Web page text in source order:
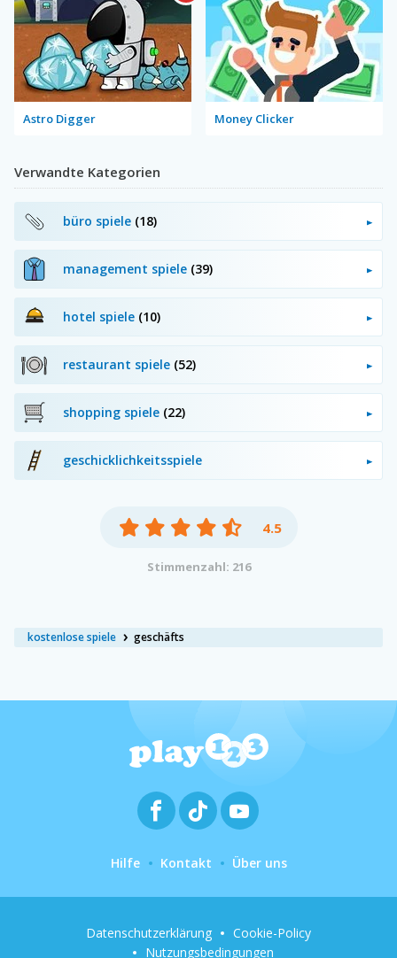
kostenlose spiele geschäfts
Astro Digger Money Clicker
Verwandte Kategorien
büro spiele (18)
management spiele (39)
hotel spiele (10)
restaurant spiele (52)
shopping spiele (22)
geschicklichkeitsspiele
4.5
Stimmenzahl: 216
Hilfe Kontakt Über uns
Datenschutzerklärung
Cookie-Policy
Nutzungsbedingungen